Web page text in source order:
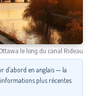
le long du canal Rideau
d'abord en anglais — la
plus récentes.